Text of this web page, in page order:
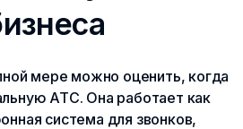
мере можно оценить, когда
АТС. Она работает как
система для звонков,